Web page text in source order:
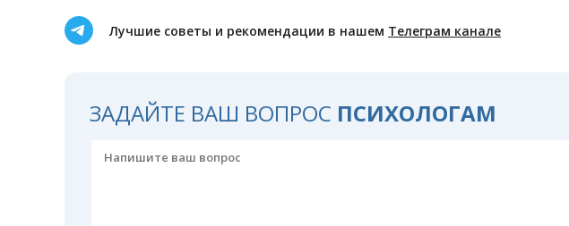
Лучшие советы и рекомендации в нашем Телеграм канале
ЗАДАЙТЕ ВАШ ВОПРОС ПСИХОЛОГАМ